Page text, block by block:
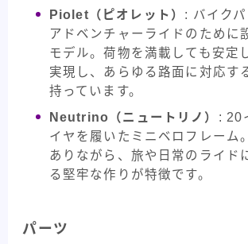
Piolet（ピオレット） : バイク
アドベンチャーライドのために
モデル。荷物を満載しても安定
実現し、あらゆる路面に対応す
持っています。
Neutrino（ニュートリノ） : 20
イヤを履いたミニベロフレーム
ありながら、旅や日常のライド
る堅牢な作りが特徴です。
パーツ